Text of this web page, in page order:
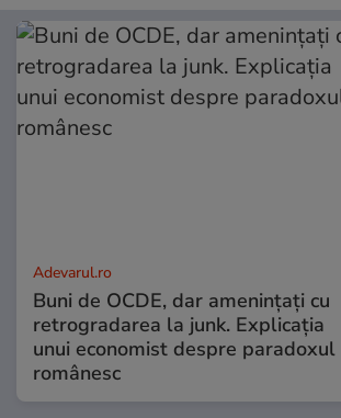
Adevarul.ro
Buni de OCDE, dar amenințați cu
retrogradarea la junk. Explicația
unui economist despre paradoxul
românesc